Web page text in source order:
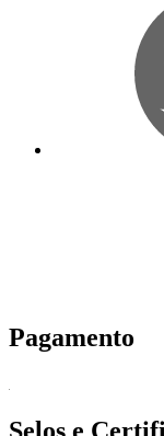
Pagamento
Selos e